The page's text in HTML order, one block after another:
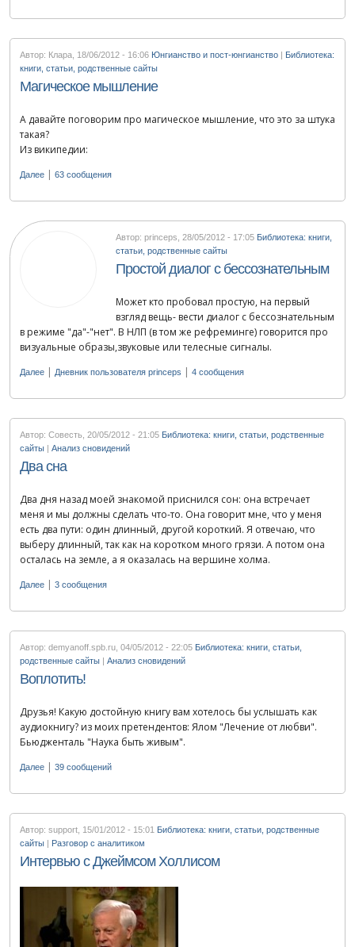
Автор: Клара, 18/06/2012 - 16:06 Юнгианство и пост-юнгианство
Библиотека:
книги, статьи, родственные сайты
Магическое мышление
А давайте поговорим про магическое мышление, что это за штука
такая?
Из википедии:
Далее | 63 сообщения
Автор: princeps, 28/05/2012 - 17:05 Библиотека: книги,
статьи, родственные сайты
Простой диалог с бессознательным
Может кто пробовал простую, на первый
взгляд вещь- вести диалог с бессознательным
в режиме "да"-"нет". В НЛП (в том же рефреминге) говорится про
визуальные образы,звуковые или телесные сигналы.
Далее | Дневник пользователя princeps | 4 сообщения
Автор: Совесть, 20/05/2012 - 21:05 Библиотека: книги, статьи, родственные
сайты
Анализ сновидений
Два сна
Два дня назад моей знакомой приснился сон: она встречает
меня и мы должны сделать что-то. Она говорит мне, что у меня
есть два пути: один длинный, другой короткий. Я отвечаю, что
выберу длинный, так как на коротком много грязи. А потом она
осталась на земле, а я оказалась на вершине холма.
Далее | 3 сообщения
Автор: demyanoff.spb.ru, 04/05/2012 - 22:05 Библиотека: книги, статьи,
родственные сайты
Анализ сновидений
Воплотить!
Друзья! Какую достойную книгу вам хотелось бы услышать как
аудиокнигу? из моих претендентов: Ялом "Лечение от любви".
Бьюдженталь "Наука быть живым".
Далее | 39 сообщений
Автор: support, 15/01/2012 - 15:01 Библиотека: книги, статьи, родственные
сайты
Разговор с аналитиком
Интервью с Джеймсом Холлисом